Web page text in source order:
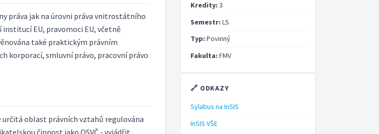
práva jak na úrovni práva vnitrostátního
EU, pravomoci EU, včetně
také praktickým právním
korporací, smluvní právo, pracovní právo
určitá oblast právních vztahů regulována
činnost jako OSVČ - vyjádřit
Kredity: 3
Semestr: LS
Typ: Povinný
Fakulta: FMV
🔗 ODKAZY
Sylabus na InSIS
InSIS VŠE